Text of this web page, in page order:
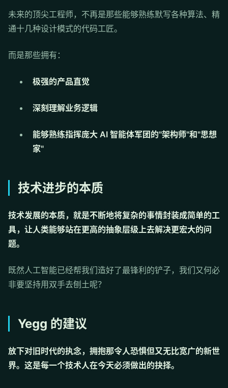
未来的顶尖工程师，不再是那些能够熟练默写各种算法、精
通十几种设计模式的代码工匠。
而是那些拥有：
极强的产品直觉
深刻理解业务逻辑
能够熟练指挥庞大 AI 智能体军团的"架构师"和"思想
家"
技术进步的本质
技术发展的本质，就是不断地将复杂的事情封装成简单的工
具，让人类能够站在更高的抽象层级上去解决更宏大的问
题。
既然人工智能已经帮我们造好了最锋利的铲子，我们又何必
非要坚持用双手去刨土呢？
Yegg 的建议
放下对旧时代的执念，拥抱那令人恐惧但又无比宽广的新世
界。这是每一个技术人在今天必须做出的抉择。